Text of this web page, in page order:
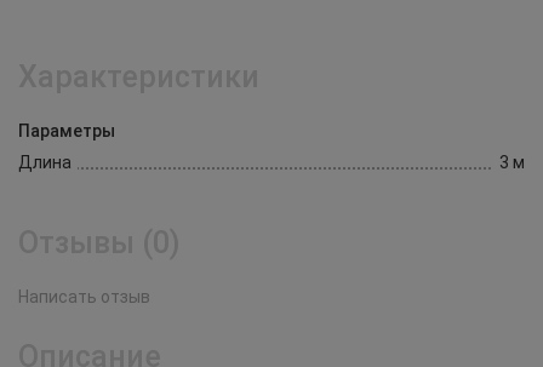
Параметры
Длина
3 м
Написать отзыв